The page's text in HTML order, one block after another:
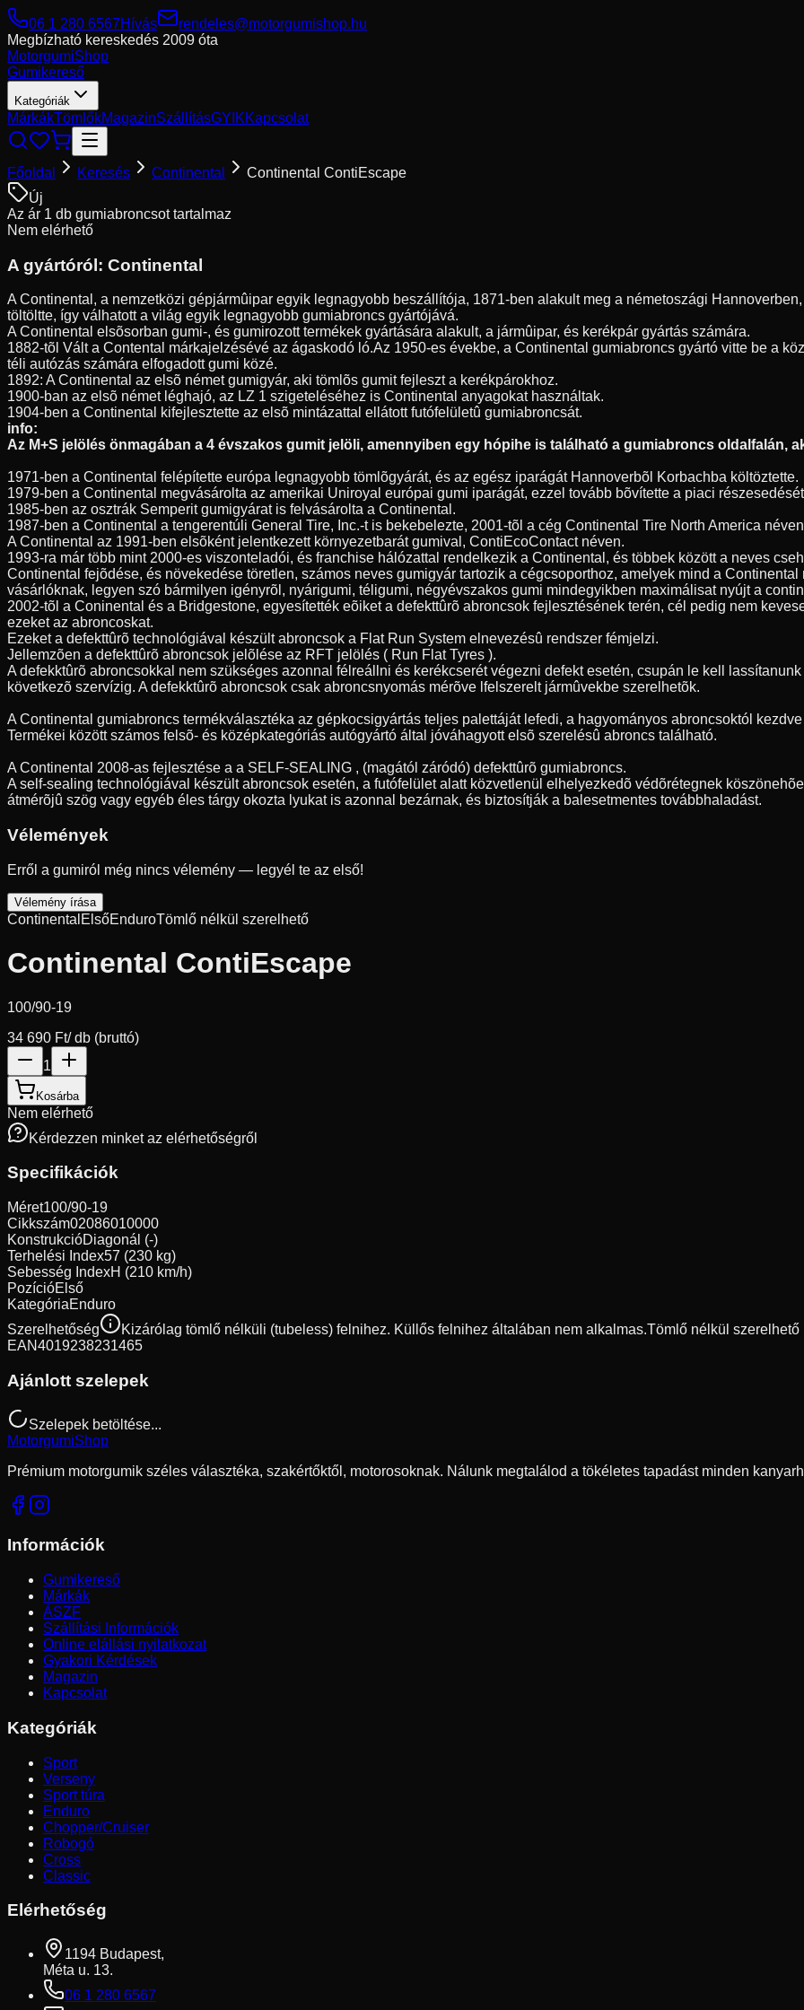
06 1 280 6567Hívás
rendeles@motorgumishop.hu
Megbízható kereskedés 2009 óta
MotorgumiShop
Gumikereső
Kategóriák
MárkákTömlőkMagazinSzállításGYIKKapcsolat
Főoldal Keresés Continental
Continental ContiEscape
Új
Az ár 1 db gumiabroncsot tartalmaz
Nem elérhető
A gyártóról: Continental
A Continental, a nemzetközi gépjármûipar egyik legnagyobb beszállítója, 1871-ben alakult meg a németoszági
töltöltte, így válhatott a világ egyik legnagyobb gumiabroncs gyártójává.
A Continental elsõsorban gumi-, és gumirozott termékek gyártására alakult, a jármûipar, és kerékpár gyártás számára.
1882-tõl Vált a Contental márkajelzésévé az ágaskodó ló.Az 1950-es évekbe, a Continental gumiabroncs gyártó vitte be a
téli autózás számára elfogadott gumi közé.
1892: A Continental az elsõ német gumigyár, aki tömlõs gumit fejleszt a kerékpárokhoz.
1900-ban az elsõ német léghajó, az LZ 1 szigeteléséhez is Continental anyagokat használtak.
1904-ben a Continental kifejlesztette az elsõ mintázattal ellátott futófelületû gumiabroncsát.
info:
Az M+S jelölés önmagában a 4 évszakos gumit jelöli, amennyiben egy hópihe is található a gumiabroncs oldalfalán,
1971-ben a Continental felépítette európa legnagyobb tömlõgyárát, és az egész iparágát Hannoverbõl Korbachba költöztette.
1979-ben a Continental megvásárolta az amerikai Uniroyal európai gumi iparágát, ezzel tovább bõvítette a piaci
1985-ben az osztrák Semperit gumigyárat is felvásárolta a Continental.
1987-ben a Continental a tengerentúli General Tire, Inc.-t is bekebelezte, 2001-tõl a cég Continental Tire North America
A Continental az 1991-ben elsõként jelentkezett környezetbarát gumival, ContiEcoContact néven.
1993-ra már több mint 2000-es viszonteladói, és franchise hálózattal rendelkezik a Continental, és többek között a neves
Continental fejõdése, és növekedése töretlen, számos neves gumigyár tartozik a cégcsoporthoz, amelyek mind a
vásárlóknak, legyen szó bármilyen igényrõl, nyárigumi, téligumi, négyévszakos gumi mindegyikben maximálisat nyújt a
2002-tõl a Coninental és a Bridgestone, egyesítették eõiket a defekttûrõ abroncsok fejlesztésének terén, cél pedig nem
ezeket az abroncoskat.
Ezeket a defekttûrõ technológiával készült abroncsok a Flat Run System elnevezésû rendszer fémjelzi.
Jellemzõen a defekttûrõ abroncsok jelõlése az RFT jelölés ( Run Flat Tyres ).
A defekktûrõ abroncsokkal nem szükséges azonnal félreállni és kerékcserét végezni defekt esetén, csupán le kell
következõ szervízig. A defekktûrõ abroncsok csak abroncsnyomás mérõve lfelszerelt jármûvekbe szerelhetõk.
A Continental gumiabroncs termékválasztéka az gépkocsigyártás teljes palettáját lefedi, a hagyományos abroncsoktól
Termékei között számos felsõ- és középkategóriás autógyártó által jóváhagyott elsõ szerelésû abroncs található.
A Continental 2008-as fejlesztése a a SELF-SEALING , (magától záródó) defekttûrõ gumiabroncs.
A self-sealing technológiával készült abroncsok esetén, a futófelület alatt közvetlenül elhelyezkedõ védõrétegnek
átmérõjû szög vagy egyéb éles tárgy okozta lyukat is azonnal bezárnak, és biztosítják a balesetmentes továbbhaladást.
Vélemények
Erről a gumiról még nincs vélemény — legyél te az első!
Vélemény írása
Continental ElsőEnduroTömlő nélkül szerelhető
Continental ContiEscape
100/90-19
34 690 Ft/ db (bruttó)
1
Kosárba
Nem elérhető
Kérdezzen minket az elérhetőségről
Specifikációk
Méret100/90-19
Cikkszám02086010000
KonstrukcióDiagonál (-)
Terhelési Index57 (230 kg)
Sebesség IndexH (210 km/h)
PozícióElső
KategóriaEnduro
Szerelhetőség
Kizárólag tömlő nélküli (tubeless) felnihez. Küllős felnihez általában nem alkalmas.Tömlő nélkül szerelhető
EAN4019238231465
Ajánlott szelepek
Szelepek betöltése...
MotorgumiShop
Prémium motorgumik széles választéka, szakértőktől, motorosoknak. Nálunk megtalálod a tökéletes tapadást minden
Információk
Gumikereső
Márkák
ÁSZF
Szállítási Információk
Online elállási nyilatkozat
Gyakori Kérdések
Magazin
Kapcsolat
Kategóriák
Sport
Verseny
Sport túra
Enduro
Chopper/Cruiser
Robogó
Cross
Classic
Elérhetőség
1194 Budapest,
Méta u. 13.
06 1 280 6567